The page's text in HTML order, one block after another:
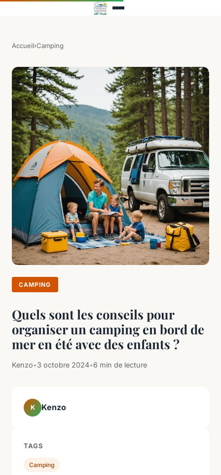
Accueil›Camping
CAMPING
Quels sont les conseils pour
organiser un camping en bord de
mer en été avec des enfants ?
Kenzo•3 octobre 2024•6 min de lecture
K Kenzo
TAGS
Camping